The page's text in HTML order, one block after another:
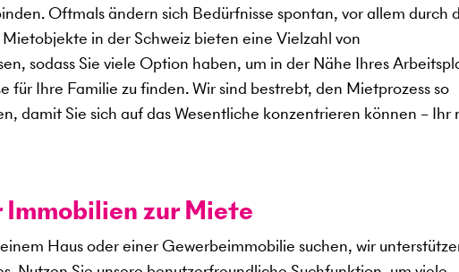
Oftmals ändern sich Bedürfnisse spontan, vor allem durch
in der Schweiz bieten eine Vielzahl von
sodass Sie viele Option haben, um in der Nähe Ihres
für Ihre Familie zu finden. Wir sind bestrebt, den Mietprozess so
damit Sie sich auf das Wesentliche konzentrieren können – Ihr
Immobilien zur Miete
Haus oder einer Gewerbeimmobilie suchen, wir